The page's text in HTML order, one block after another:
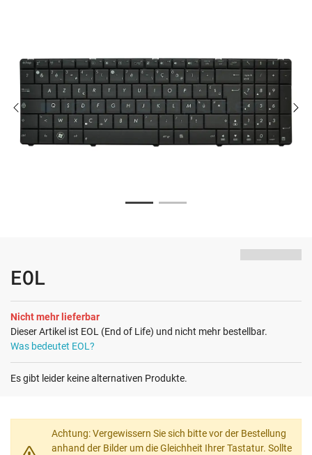
EOL
Nicht mehr lieferbar
Dieser Artikel ist EOL (End of Life) und nicht mehr bestellbar.
Was bedeutet EOL?
Es gibt leider keine alternativen Produkte.
Achtung: Vergewissern Sie sich bitte vor der Bestellung
anhand der Bilder um die Gleichheit Ihrer Tastatur. Sollte